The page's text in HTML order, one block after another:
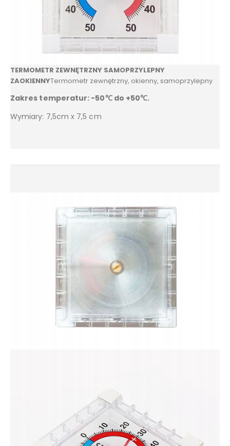
TERMOMETR ZEWNĘTRZNY SAMOPRZYLEPNY
ZAOKIENNYTermometr zewnętrzny, okienny, samoprzylepny
Zakres temperatur: -50℃ do +50℃.
Wymiary: 7,5cm x 7,5 cm